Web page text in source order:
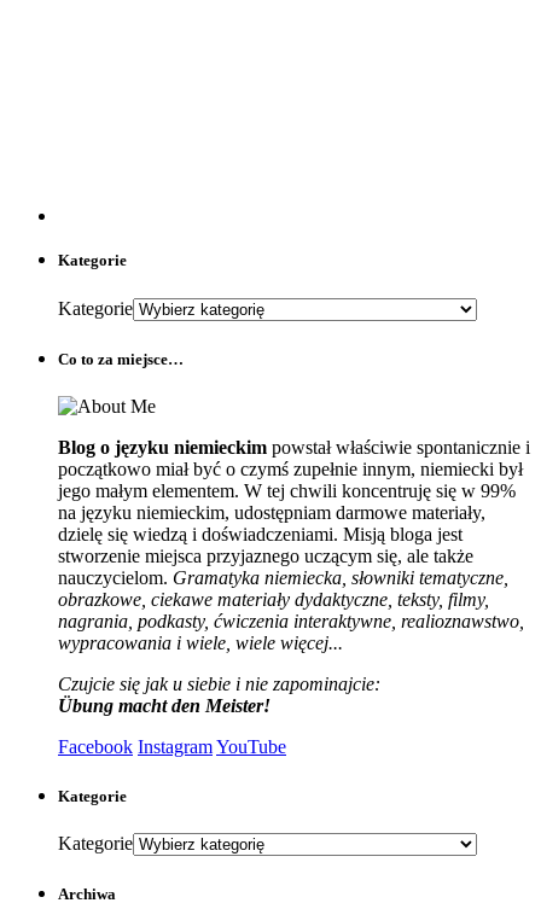
Kategorie
Kategorie
Co to za miejsce…
Blog o języku niemieckim powstał właściwie spontanicznie i
początkowo miał być o czymś zupełnie innym, niemiecki był
jego małym elementem. W tej chwili koncentruję się w 99%
na języku niemieckim, udostępniam darmowe materiały,
dzielę się wiedzą i doświadczeniami. Misją bloga jest
stworzenie miejsca przyjaznego uczącym się, ale także
nauczycielom. Gramatyka niemiecka, słowniki tematyczne,
obrazkowe, ciekawe materiały dydaktyczne, teksty, filmy,
nagrania, podkasty, ćwiczenia interaktywne, realioznawstwo,
wypracowania i wiele, wiele więcej...
Czujcie się jak u siebie i nie zapominajcie:
Übung macht den Meister!
Facebook InstagramYouTube
Kategorie
Kategorie
Archiwa